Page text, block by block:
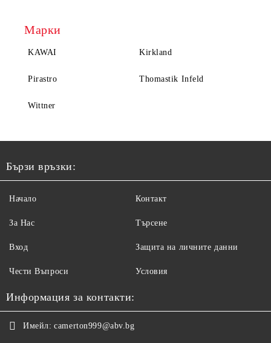
Марки
KAWAI Kirkland
Pirastro Thomastik Infeld
Wittner
Бързи връзки:
Начало
За Нас
Вход
Чести Въпроси
Контакт
Търсене
Защита на личните данни
Условия
Информация за контакти:
Имейл: camerton999@abv.bg